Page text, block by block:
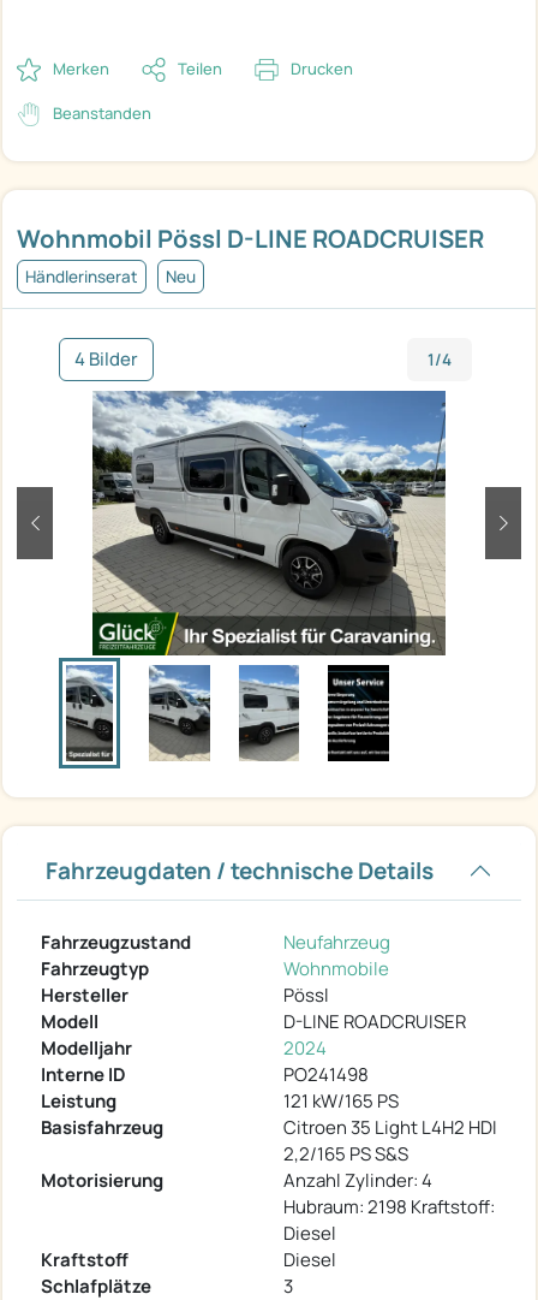
Wohnmobil Pössl D-LINE ROADCRUISER
Händlerinserat Neu
4 Bilder 1/4
zurück
Fahrzeugdaten / technische Details
Fahrzeugzustand
Neufahrzeug
Fahrzeugtyp
Wohnmobile
Hersteller
Pössl
Modell
D-LINE ROADCRUISER
Modelljahr
2024
Interne ID
PO241498
Leistung
121 kW/165 PS
Basisfahrzeug
Citroen 35 Light L4H2 HDI
2,2/165 PS S&S
Motorisierung
Anzahl Zylinder: 4
Hubraum: 2198 Kraftstoff:
Diesel
Kraftstoff
Diesel
Schlafplätze
3
Merken Teilen Drucken
Beanstanden